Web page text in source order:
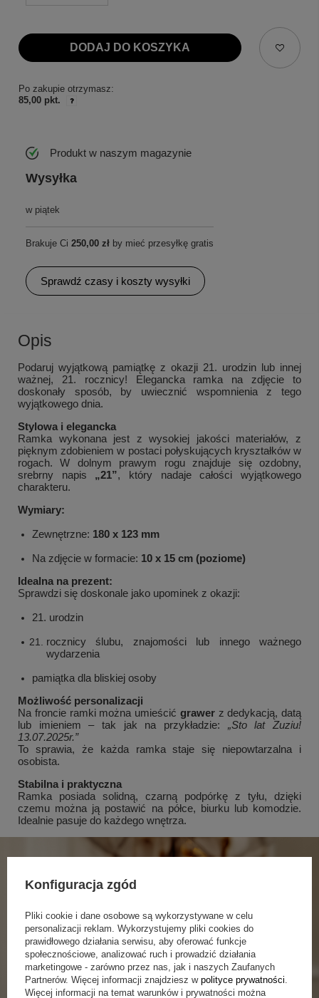
DODAJ DO KOSZYKA
Po zakupie otrzymasz:
85,00 pkt.
Produkt w naszym magazynie
Wysyłka
w piątek
Brakuje Ci 250,00 zł by mieć przesyłkę gratis
Sprawdź czasy i koszty wysyłki
Opis
Podaruj wyjątkową pamiątkę z okazji 21. urodzin lub innej
ważnej, 21. rocznicy! Elegancka ramka na zdjęcie to
doskonały sposób, by uwiecznić wspomnienia z tego
wyjątkowego dnia.
Stylowa i elegancka
Ramka wykonana jest z wysokiej jakości materiałów, z
pięknym zdobieniem w postaci połyskujących kryształków w
rogach. W dolnym prawym rogu znajduje się ozdobny,
srebrny napis „21”, który nadaje całości wyjątkowego
charakteru.
Wymiary:
Zewnętrzne: 180 x 123 mm
Na zdjęcie w formacie: 10 x 15 cm (poziome)
Idealna na prezent:
Sprawdzi się doskonale jako upominek z okazji:
21. urodzin
rocznicy ślubu, znajomości lub innego ważnego
wydarzenia
pamiątka dla bliskiej osoby
Możliwość personalizacji
Na froncie ramki można umieścić grawerz dedykacją, datą
lub imieniem – tak jak na przykładzie: „Sto lat Zuziu!
13.07.2025r.”
To sprawia, że każda ramka staje się niepowtarzalna i
osobista.
Stabilna i praktyczna
Ramka posiada solidną, czarną podpórkę z tyłu, dzięki
czemu można ją postawić na półce, biurku lub komodzie.
Idealnie pasuje do każdego wnętrza.
Konfiguracja zgód
Pliki cookie i dane osobowe są wykorzystywane w celu
personalizacji reklam. Wykorzystujemy pliki cookies do
prawidłowego działania serwisu, aby oferować funkcje
społecznościowe, analizować ruch i prowadzić działania
marketingowe - zarówno przez nas, jak i naszych Zaufanych
Partnerów. Więcej informacji znajdziesz w polityce prywatności.
Więcej informacji na temat warunków i prywatności można